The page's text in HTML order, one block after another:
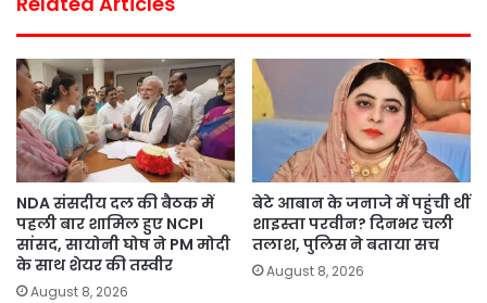
NDA संसदीय दल की बैठक में
पहली बार शामिल हुए NCPI
सांसद, सायोनी घोष ने PM मोदी
के साथ शेयर की तस्वीर
August 8, 2026
बेटे आबान के जनाजे में पहुंची थीं
शाइस्ता परवीन? दिनभर चली
तलाश, पुलिस ने बताया सच
August 8, 2026